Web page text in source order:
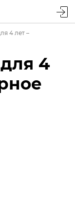
4 лет –
4